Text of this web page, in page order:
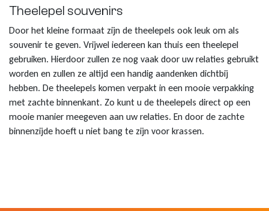
Theelepel souvenirs
Door het kleine formaat zijn de theelepels ook leuk om als
souvenir te geven. Vrijwel iedereen kan thuis een theelepel
gebruiken. Hierdoor zullen ze nog vaak door uw relaties gebruikt
worden en zullen ze altijd een handig aandenken dichtbij
hebben. De theelepels komen verpakt in een mooie verpakking
met zachte binnenkant. Zo kunt u de theelepels direct op een
mooie manier meegeven aan uw relaties. En door de zachte
binnenzijde hoeft u niet bang te zijn voor krassen.